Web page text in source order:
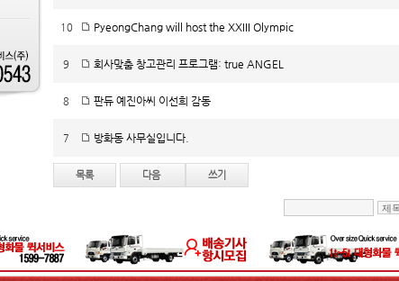
10 PyeongChang will host the XXIII Olympic
9 회사맞춤 창고관리 프로그램: true ANGEL
8 판듀 예진아씨 이선희 감동
7 방화동 사무실입니다.
목록 다음 쓰기